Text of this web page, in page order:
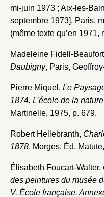
mi-juin 1973 ; Aix-les-
septembre 1973], Paris,
(même texte qu’en 1971,
Madeleine Fidell-
Daubigny, Paris,
Pierre Miquel, Le
1874. L’école de la nature
Martinelle, 1975, p. 679.
Robert Hellebranth,
1878, Morges, Éd.
Élisabeth Foucart-Walter,
des peintures du musée
V. École française.